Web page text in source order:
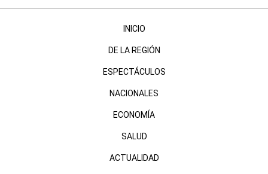
INICIO
DE LA REGIÓN
ESPECTÁCULOS
NACIONALES
ECONOMÍA
SALUD
ACTUALIDAD